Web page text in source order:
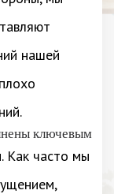
нашей
ключевым
Как часто мы